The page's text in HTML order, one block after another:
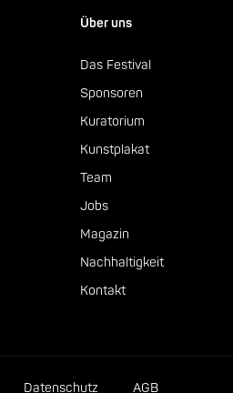
Über uns
Das Festival
Sponsoren
Kuratorium
Kunstplakat
Team
Jobs
Magazin
Nachhaltigkeit
Kontakt
Datenschutz AGB